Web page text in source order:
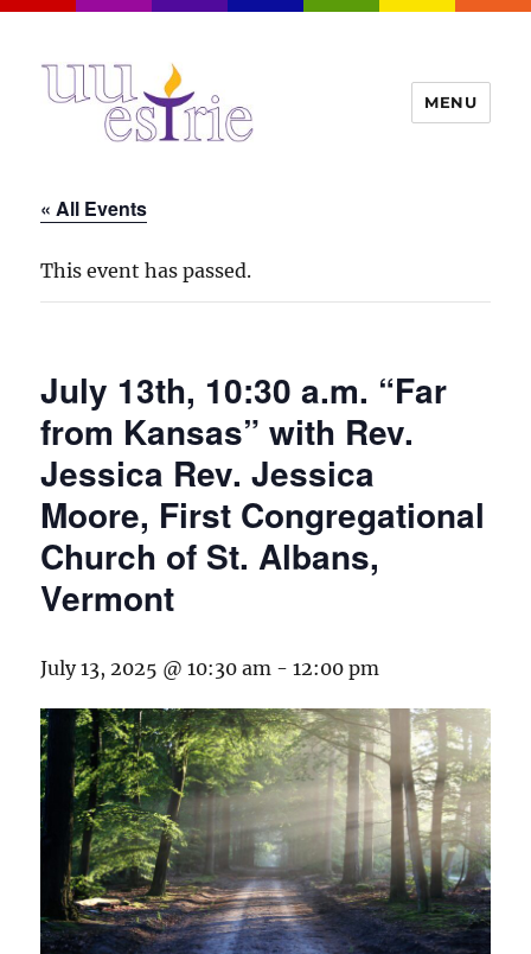
UUEstrie
MENU
« All Events
This event has passed.
July 13th, 10:30 a.m. “Far
from Kansas” with Rev.
Jessica Rev. Jessica
Moore, First Congregational
Church of St. Albans,
Vermont
July 13, 2025 @ 10:30 am -12:00 pm